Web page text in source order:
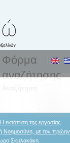
Φόρμα
αναζήτησης
εκτόπιση της εργασίας
Νοημοσύνη, με τον πρώην
Σκυλακάκη